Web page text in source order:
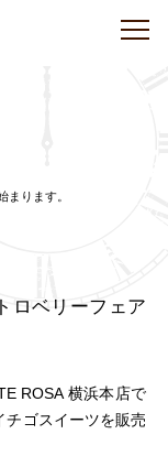
まります。
ロベリーフェア
ROSA 横浜本店で
チゴスイーツを販売